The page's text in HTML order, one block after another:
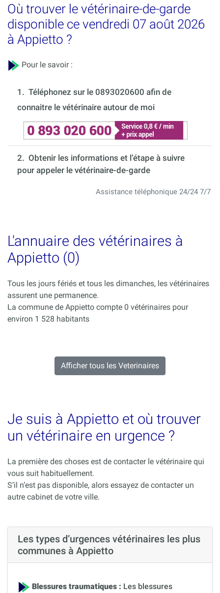
Où trouver le vétérinaire-de-garde
disponible ce vendredi 07 août 2026
à Appietto ?
Pour le savoir :
1. Téléphonez sur le 0893020600 afin de
connaitre le vétérinaire autour de moi
2. Obtenir les informations et l’étape à suivre
pour appeler le vétérinaire-de-garde
Assistance téléphonique 24/24 7/7
L'annuaire des vétérinaires à
Appietto (0)
Tous les jours fériés et tous les dimanches, les vétérinaires
assurent une permanence.
La commune de Appietto compte 0 vétérinaires pour
environ 1 528 habitants
Afficher tous les Veterinaires
Je suis à Appietto et où trouver
un vétérinaire en urgence ?
La première des choses est de contacter le vétérinaire qui
vous suit habituellement.
S’il n’est pas disponible, alors essayez de contacter un
autre cabinet de votre ville.
Les types d’urgences vétérinaires les plus
communes à Appietto
Blessures traumatiques : Les blessures